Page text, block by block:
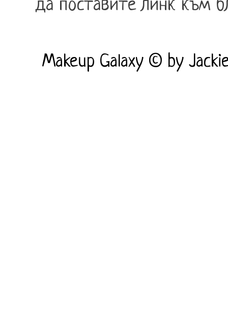
да поставите линк към
Makeup Galaxy © by